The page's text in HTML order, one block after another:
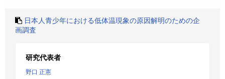
日本人青少年における低体温現象の原因解明のための企
画調査
研究代表者
野口 正憲